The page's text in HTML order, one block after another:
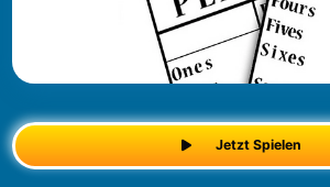
Jetzt Spielen